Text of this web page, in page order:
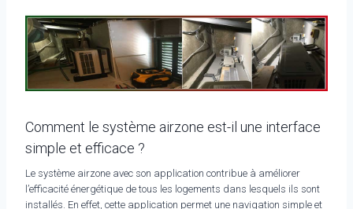
Comment le système airzone est-il une interface
simple et efficace ?
Le système airzone avec son application contribue à améliorer
l’efficacité énergétique de tous les logements dans lesquels ils sont
installés. En effet, cette application permet une navigation simple et